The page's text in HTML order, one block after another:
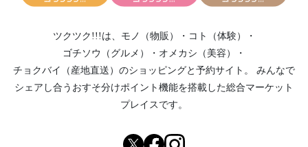
ツクツク!!!は、 モノ（物販） ・ コト（体験）
・
ゴチソウ（グルメ）
・ オメカシ（美容）
・
チョクバイ（産地直送） のショッピングと予約サイト。
みんなで
シェアし合う おすそ分けポイント機能を搭載した総合マーケット
プレイスです。